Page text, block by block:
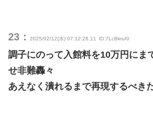
23： 2025/02/12(水) 07:12:28.11 ID:7LcBkruI0
調子にのって入館料を10万円にま
せ非難轟々
あえなく潰れるまで再現するべき